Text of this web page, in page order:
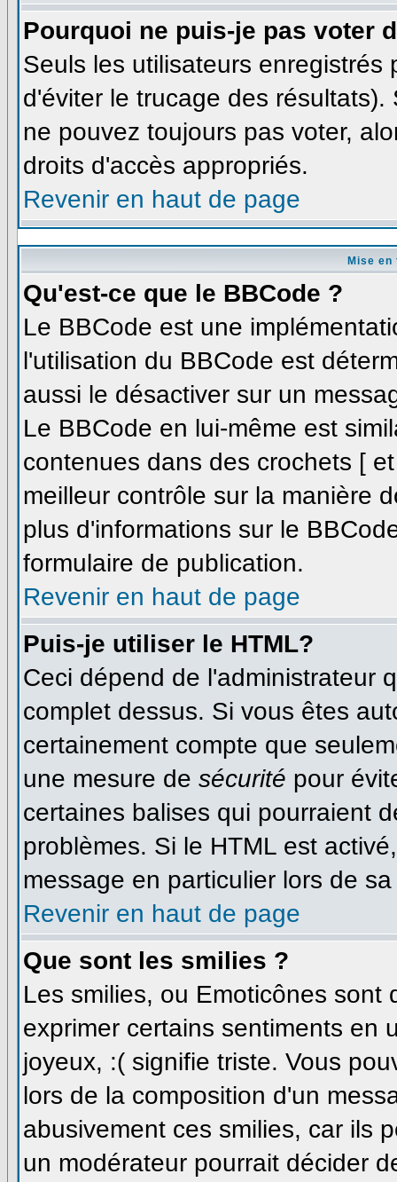
Pourquoi ne puis-je pas voter
Seuls les utilisateurs
d'éviter le trucage des
ne pouvez toujours pas voter,
droits d'accès appropriés.
Revenir en haut de page
Mise
Qu'est-ce que le BBCode ?
Le BBCode est une
l'utilisation du BBCode est
aussi le désactiver sur un
Le BBCode en lui-même est
contenues dans des crochets [
meilleur contrôle sur la manière
plus d'informations sur le
formulaire de publication.
Revenir en haut de page
Puis-je utiliser le HTML?
Ceci dépend de l'administrateur
complet dessus. Si vous êtes
certainement compte que
une mesure de sécurité pour
certaines balises qui pourraient
problèmes. Si le HTML est
message en particulier lors de
Revenir en haut de page
Que sont les smilies ?
Les smilies, ou Emoticônes
exprimer certains sentiments en
joyeux, :( signifie triste. Vous
lors de la composition d'un
abusivement ces smilies, car ils
un modérateur pourrait décider